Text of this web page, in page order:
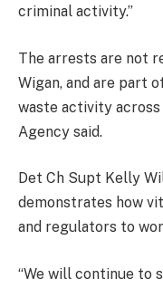
criminal activity.”
The arrests are not
Wigan, and are part
waste activity across
Agency said.
Det Ch Supt Kelly
demonstrates how
and regulators to
“We will continue to